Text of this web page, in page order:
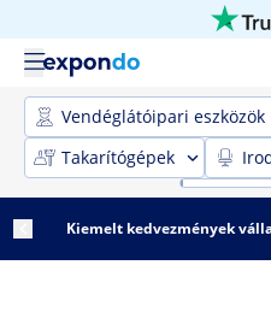
Vendéglátóipari eszközök
Takarítógépek
Kiemelt kedvezmények